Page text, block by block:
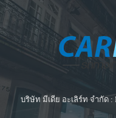
บริษัท มีเดีย อะเลิร์ท จำกัด :